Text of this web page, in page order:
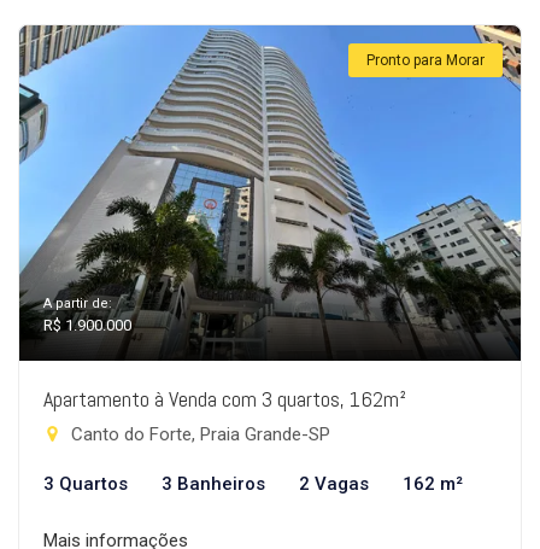
Pronto para Morar
A partir de:
R$ 1.900.000
Apartamento à Venda com 3 quartos, 162m²
Canto do Forte, Praia Grande-SP
3 Quartos 3 Banheiros 2 Vagas 162 m²
Mais informações